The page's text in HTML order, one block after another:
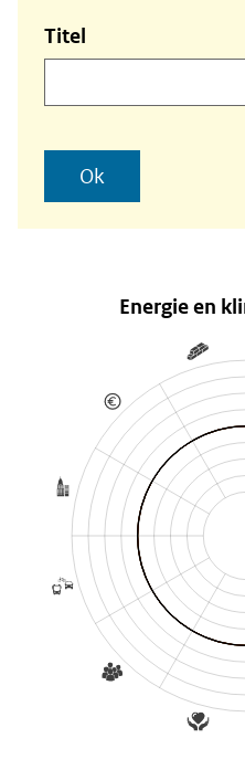
Nieuw
Titel
Ok
Energie en